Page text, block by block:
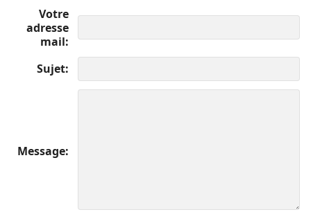
Votre
adresse
mail
Sujet
Message